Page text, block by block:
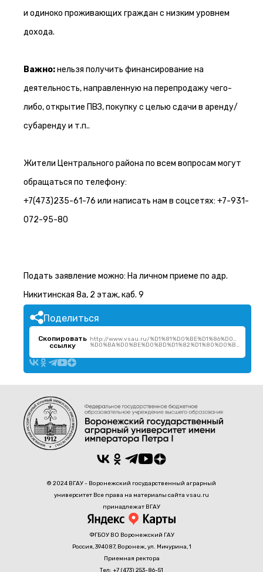
и одиноко проживающих граждан с низким уровнем
дохода.
Важно:нельзя получить финансирование на
деятельность, направленную на перепродажу чего-
либо, открытие ПВЗ, покупку с целью сдачи в аренду/
субаренду и т.п..
Жители Центрального района по всем вопросам могут
обращаться по телефону:
+7(473)235-61-76 или написать нам в соцсетях: +7-931-
072-95-80
Подать заявление можно: На личном приеме по адр.
Никитинская 8а, 2 этаж, каб. 9
Поделиться
Скопировать
ссылку
http://www.vsau.ru/
%D0%BA%D0%BE%D0%BD%D1%82%D1%80%D0%B0%D0%BA%D1%82/
© 2024 ВГАУ - Воронежский государственный аграрный
университет Все права на материалы сайта vsau.ru
принадлежат ВГАУ
ФГБОУ ВО Воронежский ГАУ
Россия, 394087, Воронеж, ул. Мичурина, 1
Приемная ректора
Тел: +7 (473) 253-86-51